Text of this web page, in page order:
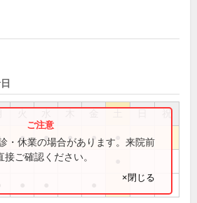
祝
● ● ● ●
・休業の場合があります。来院前
ご確認ください。
×閉じる